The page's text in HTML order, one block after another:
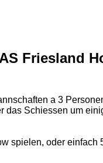
Friesland
a 3
das Schiessen um
spielen, oder einfach